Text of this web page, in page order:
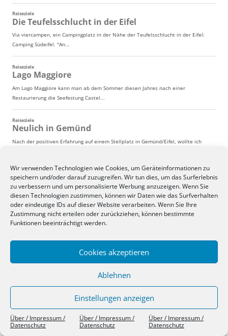
Wir verwenden Technologien wie Cookies, um Geräteinformationen zu
speichern und/oder darauf zuzugreifen. Wir tun dies, um das Surferlebnis
zu verbessern und um personalisierte Werbung anzuzeigen. Wenn Sie
diesen Technologien zustimmen, können wir Daten wie das Surfverhalten
oder eindeutige IDs auf dieser Website verarbeiten. Wenn Sie Ihre
Zustimmung nicht erteilen oder zurückziehen, können bestimmte
Funktionen beeinträchtigt werden.
Cookies akzeptieren
Ablehnen
Einstellungen anzeigen
Über / Impressum /
Datenschutz
Über / Impressum /
Datenschutz
Über / Impressum /
Datenschutz
Über / Impressum / Datenschutz Stolz präsentiert von WordPress